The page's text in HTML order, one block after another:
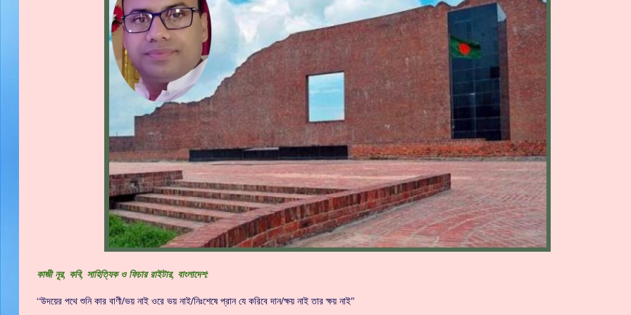
কাজী নূর, কবি, সাহিত্যিক ও ফিচার রাইটার, বাংলাদেশ:
“উদয়ের পথে শুনি কার বাণী/ভয় নাই ওরে ভয় নাই/নিঃশেষে প্রান যে করিবে দান/ক্ষয় নাই তার ক্ষয় নাই"